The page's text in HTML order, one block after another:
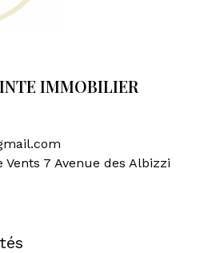
IMMOBILIER
Vents 7 Avenue des Albizzi